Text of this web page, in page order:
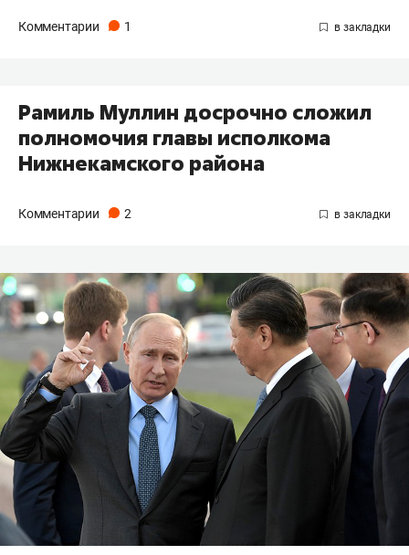
Комментарии 1
Рамиль Муллин досрочно сложил
полномочия главы исполкома
Нижнекамского района
Комментарии 2